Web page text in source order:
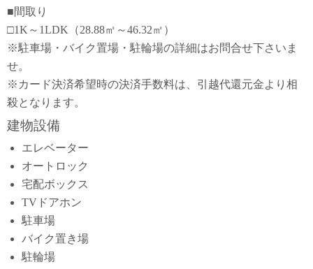
■間取り
□1K～1LDK（28.88㎡～46.32㎡）
※駐車場・バイク置場・駐輪場の詳細はお問合せ下さいま
せ。
※カード決済希望時の決済手数料は、引越代還元金より相
殺となります。
建物設備
エレベーター
オートロック
宅配ボックス
TVドアホン
駐車場
バイク置き場
駐輪場